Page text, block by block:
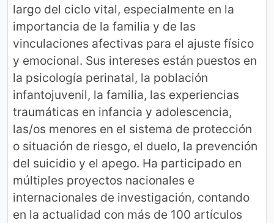
largo del ciclo vital, especialmente en la
importancia de la familia y de las
vinculaciones afectivas para el ajuste físico
y emocional. Sus intereses están puestos en
la psicología perinatal, la población
infantojuvenil, la familia, las experiencias
traumáticas en infancia y adolescencia,
las/os menores en el sistema de protección
o situación de riesgo, el duelo, la prevención
del suicidio y el apego. Ha participado en
múltiples proyectos nacionales e
internacionales de investigación, contando
en la actualidad con más de 100 artículos